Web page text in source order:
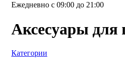
Ежедневно с 09:00 до 21:00
Аксесуары для
Категории